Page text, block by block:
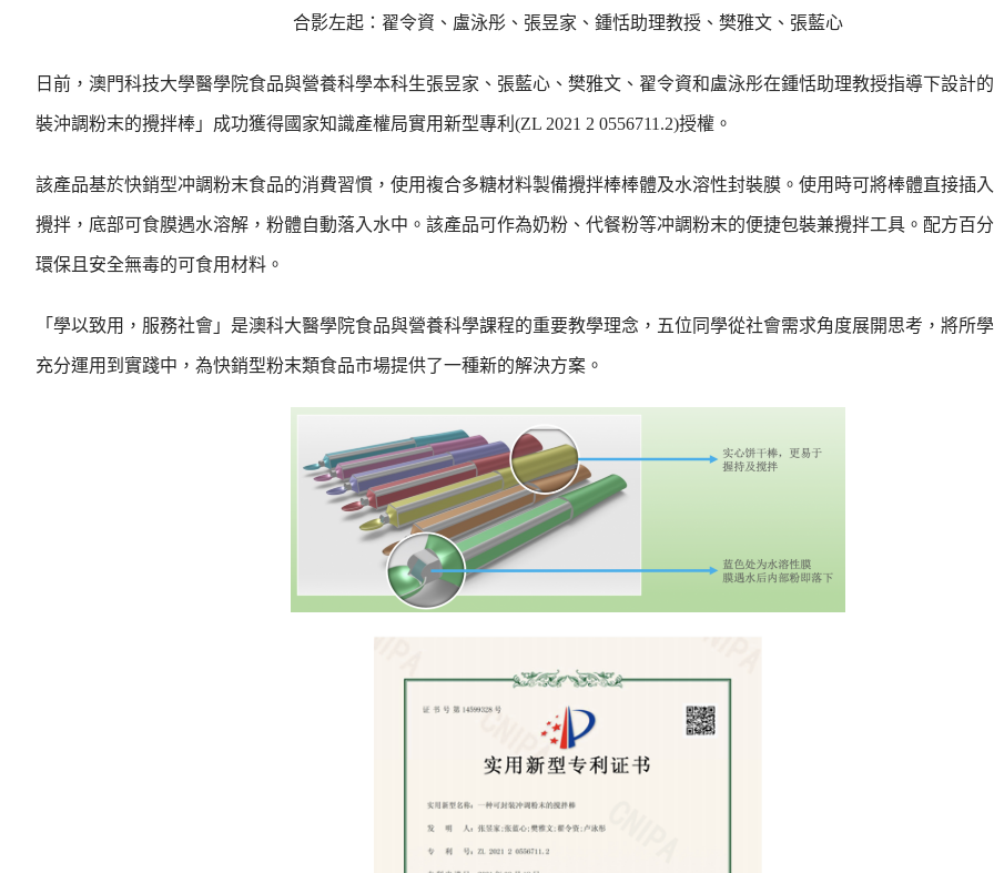
合影左起：翟令資、盧泳彤、張昱家、鍾恬助理教授、樊雅文、張藍心
日前，澳門科技大學醫學院食品與營養科學本科生張昱家、張藍心、樊雅文、翟令資和盧泳彤在鍾恬助理教授指導下設計
裝沖調粉末的攪拌棒」成功獲得國家知識產權局實用新型專利(ZL 2021 2 0556711.2)授權。
該產品基於快銷型冲調粉末食品的消費習慣，使用複合多糖材料製備攪拌棒棒體及水溶性封裝膜。使用時可將棒體直接插
攪拌，底部可食膜遇水溶解，粉體自動落入水中。該產品可作為奶粉、代餐粉等冲調粉末的便捷包裝兼攪拌工具。配方百
環保且安全無毒的可食用材料。
「學以致用，服務社會」是澳科大醫學院食品與營養科學課程的重要教學理念，五位同學從社會需求角度展開思考，將所
充分運用到實踐中，為快銷型粉末類食品市場提供了一種新的解決方案。